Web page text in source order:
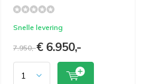
Snelle levering
7.950,-€ 6.950,-